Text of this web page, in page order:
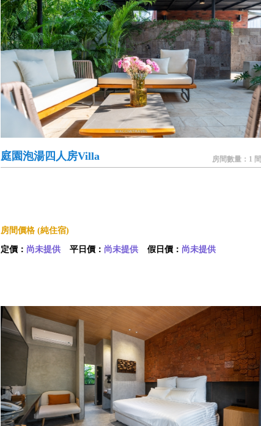
庭園泡湯四人房Villa 房間數量：1 間
房間價格 (純住宿)
定價： 尚未提供 平日價： 尚未提供 假日價： 尚未提供